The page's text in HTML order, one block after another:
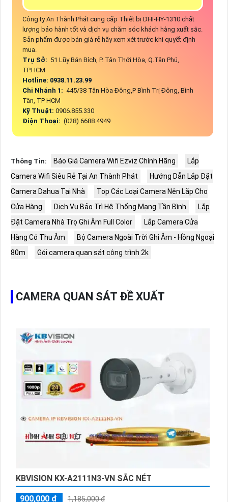
Công ty An Thành Phát cung cấp Thiết bị DHI-HY-1310 chất
lượng bảo hành tốt và dịch vụ chăm sóc khách hàng xuất sắc.
Sản phẩm được bán giá rẻ hãy xem xét trước khi quyết định
mua.
Trụ Sở: 51 Lũy Bán Bích, P. Tân Thới Hòa, Q.Tân Phú,
TP.HCM
Hotline: 0938.11.23.99
Chi Nhánh 1: 445/38 Tân Hòa Đông,P Bình Trị Đông, Bình
Tân, TP HCM
Kỹ Thuật: 0906.855.330
Điện Thoại: (028) 6688.4949
Thông Tin: Báo Giá Camera Wifi Ezviz Chính Hãng
Lắp
Camera Wifi Siêu Rẻ Tại An Thành Phát
Hướng Dẫn Lắp Đặt
Camera Dahua Tại Nhà
Top Các Loại Camera Nên Lắp Cho
Cửa Hàng
Dịch Vụ Bảo Trì Hệ Thống Mạng Tần Bình
Lắp
Đặt Camera Nhà Trọ Ghi Âm Full Color
Lắp Camera Cửa
Hàng Có Thu Âm
Bộ Camera Ngoài Trời Ghi Âm - Hồng Ngoại
80m
Gói camera quan sát công trình 2k
CAMERA QUAN SÁT ĐỀ XUẤT
KBVISION KX-A2111N3-VN SẮC NÉT
900,000 ₫
1,185,000 ₫